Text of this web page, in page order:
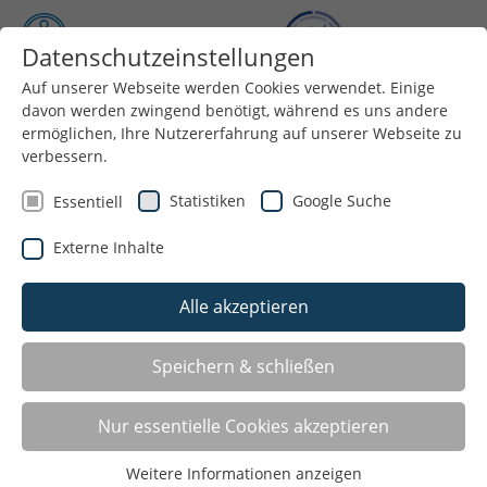
Menü
Aktuelles
Datenschutzeinstellungen
Auf unserer Webseite werden Cookies verwendet. Einige
davon werden zwingend benötigt, während es uns andere
ermöglichen, Ihre Nutzererfahrung auf unserer Webseite zu
verbessern.
Essentiell Statistiken Google Suche
Externe Inhalte
Alle akzeptieren
Speichern & schließen
Nur essentielle Cookies akzeptieren
Weitere Informationen anzeigen